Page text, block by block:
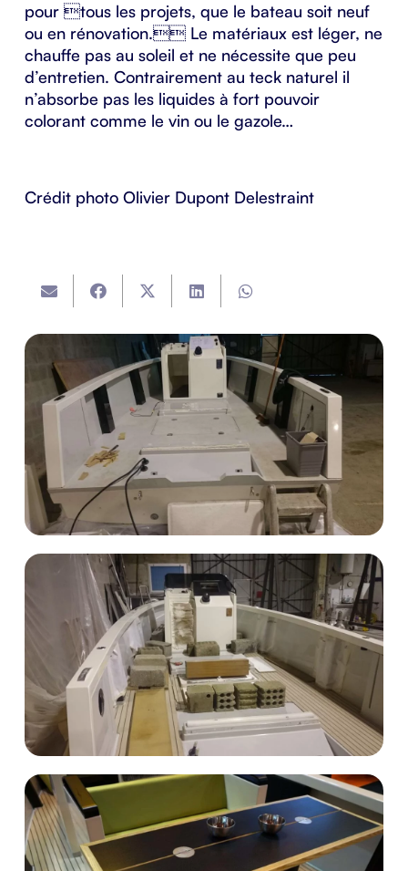
pour tous les projets, que le bateau soit neuf
ou en rénovation. Le matériaux est léger, ne
chauffe pas au soleil et ne nécessite que peu
d’entretien. Contrairement au teck naturel il
n’absorbe pas les liquides à fort pouvoir
colorant comme le vin ou le gazole…
Crédit photo Olivier Dupont Delestraint